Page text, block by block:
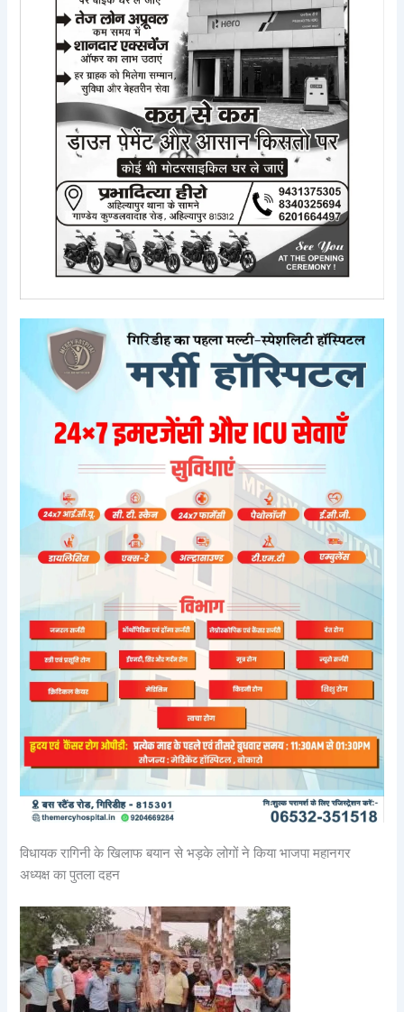
विधायक रागिनी के खिलाफ बयान से भड़के लोगों ने किया भाजपा महानगर
अध्यक्ष का पुतला दहन